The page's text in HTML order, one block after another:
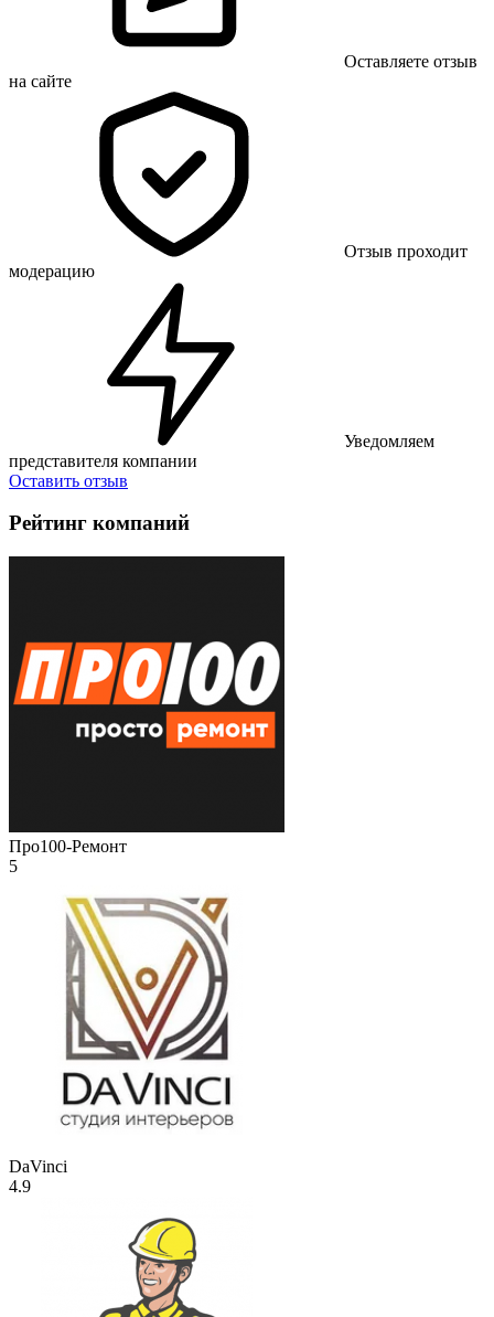
Оставляете отзыв
на сайте
Отзыв проходит
модерацию
Уведомляем
представителя компании
Оставить отзыв
Рейтинг компаний
Про100-Ремонт
5
DaVinci
4.9